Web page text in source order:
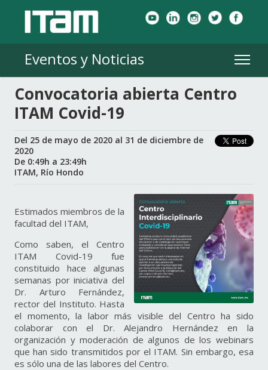
Eventos y Noticias
Convocatoria abierta Centro
ITAM Covid-19
Del 25 de mayo de 2020 al 31 de diciembre de
2020
De 0:49h a 23:49h
ITAM, Río Hondo
Estimados miembros de la
facultad del ITAM,
Como saben, el Centro
ITAM Covid-19 fue
constituido hace algunas
semanas por iniciativa del
Dr. Arturo Fernández,
rector del Instituto. Hasta
el momento, la labor más visible del Centro ha sido
colaborar con el Dr. Alejandro Hernández en la
organización y moderación de algunos de los webinars
que han sido transmitidos por el ITAM. Sin embargo, esa
es sólo una de las labores del Centro.